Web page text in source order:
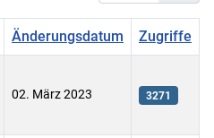
Änderungsdatum Zugriffe
02. März 2023 3271